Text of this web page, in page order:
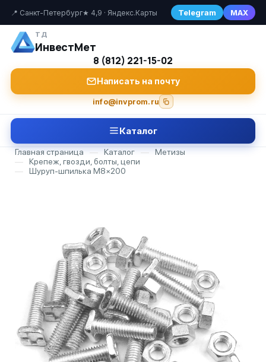
📍 Санкт-Петербург★ 4,9 · Яндекс.Карты Telegram MAX
ТД
ИнвестМет
8 (812) 221-15-02
Написать на почту
info@invprom.ru
Каталог
Главная страница — Каталог —
Метизы
—
Крепеж, гвозди, болты, цепи
—
Шуруп-шпилька М8×200